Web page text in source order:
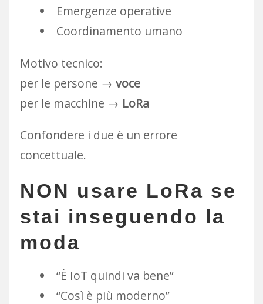
Emergenze operative
Coordinamento umano
Motivo tecnico:
per le persone → voce
per le macchine → LoRa
Confondere i due è un errore
concettuale.
NON usare LoRa se
stai inseguendo la
moda
“È IoT quindi va bene”
“Così è più moderno”